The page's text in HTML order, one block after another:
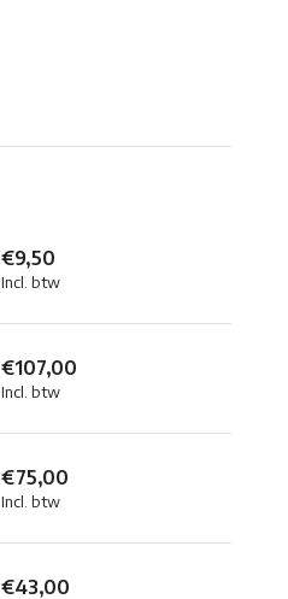
€9,50
Incl. btw
€107,00
Incl. btw
€75,00
Incl. btw
€43,00